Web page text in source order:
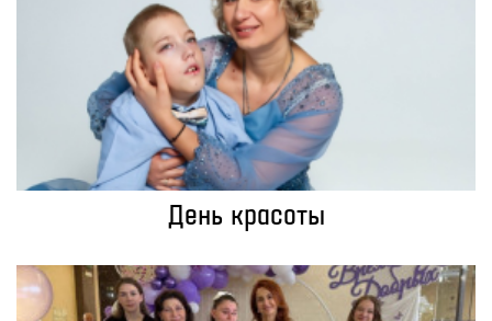
День красоты